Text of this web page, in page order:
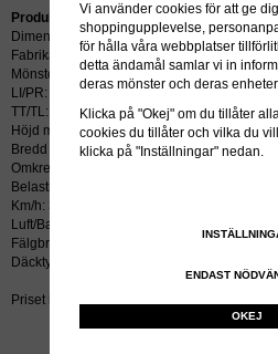
Produktbeskrivning:
Dimension: 23.1-30
Fabrikat: BKT
Mönster: TR135
LI/PR: 12PR
TT/TL: TT (slang krävs)
Höjd mm: 1700
Bredd mm: 600
Omkrets mm: 4998
Belastning kg: 3875
Km/h: 30
Luft/Bar: 1.7
Fälgbredd tum: 20
Däcktyp: diagonal
Priset inkluderar återvinningsavgift!
Vi använder cookies för att ge
shoppingupplevelse,
för hålla våra webbplatser
detta ändamål samlar vi in
deras mönster och deras
Klicka på "Okej" om du tillåter
cookies du tillåter och vilka du
klicka på "Inställningar" nedan.
ENDAST
OKEJ